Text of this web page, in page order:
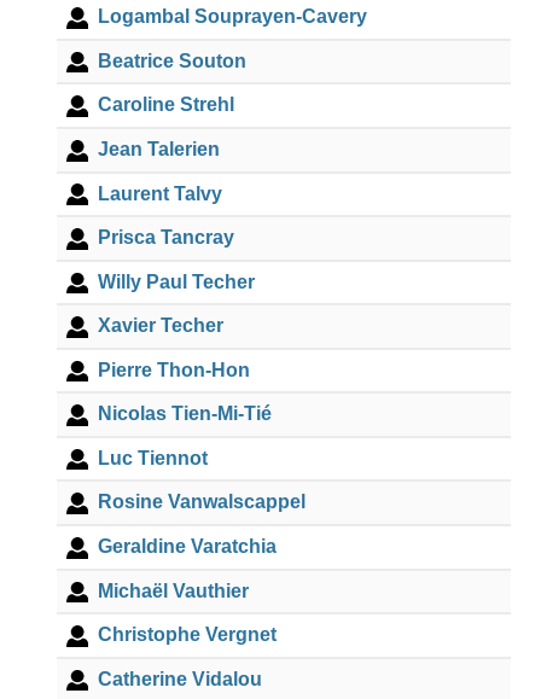
Logambal Souprayen-Cavery
Beatrice Souton
Caroline Strehl
Jean Talerien
Laurent Talvy
Prisca Tancray
Willy Paul Techer
Xavier Techer
Pierre Thon-Hon
Nicolas Tien-Mi-Tié
Luc Tiennot
Rosine Vanwalscappel
Geraldine Varatchia
Michaël Vauthier
Christophe Vergnet
Catherine Vidalou